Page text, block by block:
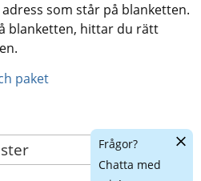
som står på blanketten.
blanketten, hittar du rätt
paket
Frågor?
Chatta med
Dölj